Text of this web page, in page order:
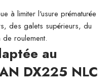
à limiter l'usure prématurée
des galets supérieurs, du
roulement.
au
DX225 NLC